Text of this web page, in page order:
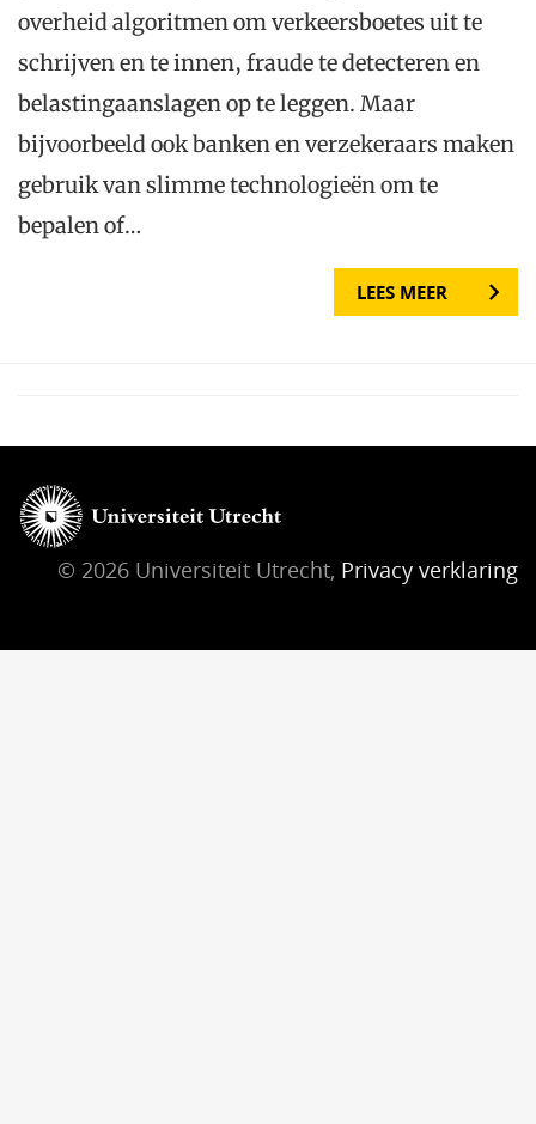
overheid algoritmen om verkeersboetes uit te
schrijven en te innen, fraude te detecteren en
belastingaanslagen op te leggen. Maar
bijvoorbeeld ook banken en verzekeraars maken
gebruik van slimme technologieën om te
bepalen of…
LEES MEER
© 2026 Universiteit Utrecht, Privacy verklaring